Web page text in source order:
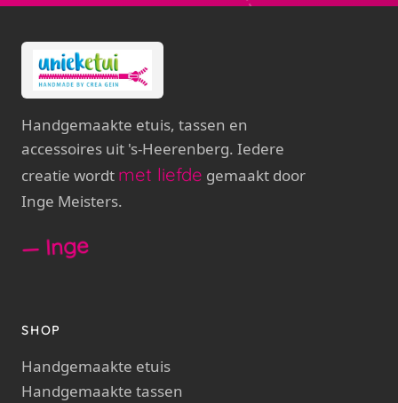
Handgemaakte etuis, tassen en
accessoires uit 's-Heerenberg. Iedere
creatie wordt met liefde gemaakt door
Inge Meisters.
— Inge
SHOP
Handgemaakte etuis
Handgemaakte tassen